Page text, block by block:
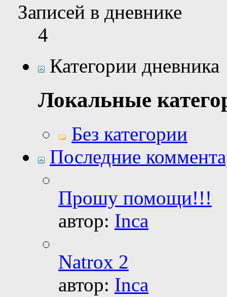
Записей в дневнике
4
Категории дневника
Локальные
Без категории
Последние
Прошу помощи!!!
автор: Inca
Natrox 2
автор: Inca